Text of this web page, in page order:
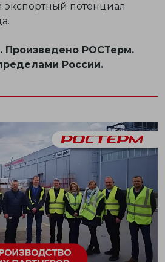
экспортный потенциал
Произведено РОСТерм.
России.